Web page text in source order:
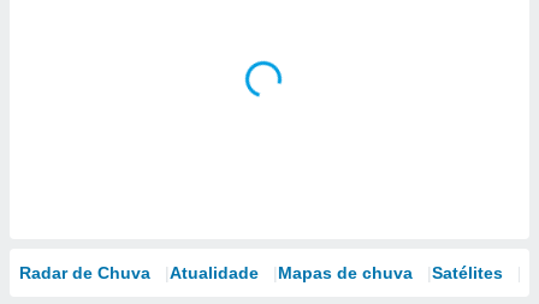
Radar de Chuva Atualidade Mapas de chuva Satélites